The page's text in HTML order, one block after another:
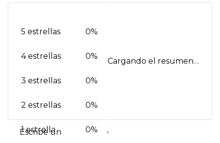
Cargando el resumen…
5 estrellas 0%
4 estrellas 0%
3 estrellas 0%
2 estrellas 0%
1 estrella 0%
Escribe un comentario